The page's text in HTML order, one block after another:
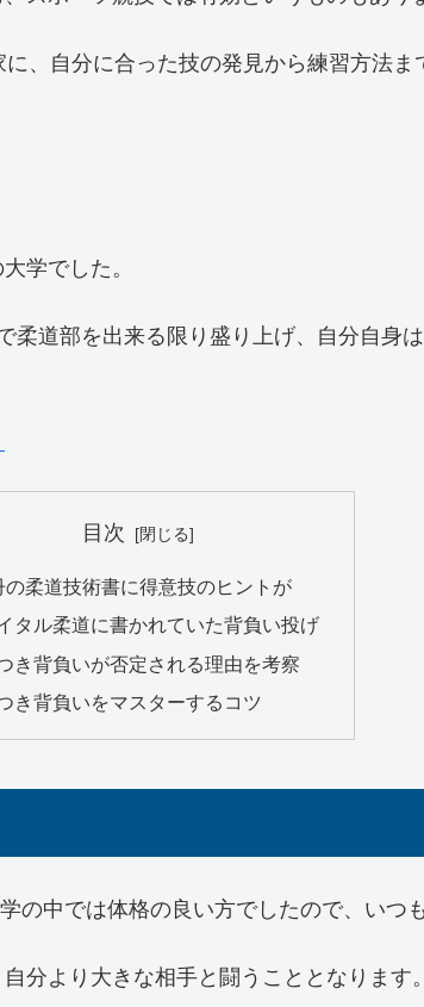
、自分に合った技の発見から練習方法ま
学でした。
道部を出来る限り盛り上げ、自分自身
目次
の柔道技術書に得意技のヒントが
タル柔道に書かれていた背負い投げ
き背負いが否定される理由を考察
き背負いをマスターするコツ
中では体格の良い方でしたので、いつ
分より大きな相手と闘うこととなります。